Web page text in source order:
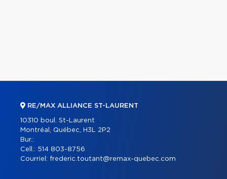
RE/MAX ALLIANCE ST-LAURENT
10310 boul. St-Laurent
Montréal, Québec, H3L 2P2
Bur.:
Cell.: 514 803-8756
Courriel: frederic.toutant@remax-quebec.com